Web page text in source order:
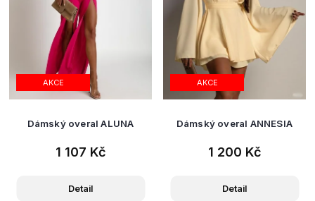
AKCE
Dámský overal ALUNA
1 107 Kč
Detail
AKCE
Dámský overal ANNESIA
1 200 Kč
Detail